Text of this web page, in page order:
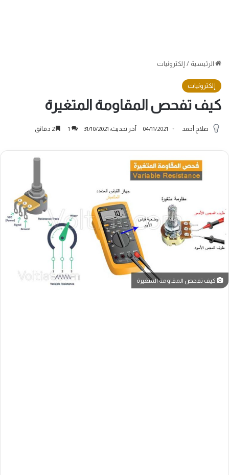
الرئيسية / إلكترونيات
إلكترونيات
كيف تفحص المقاومة المتغيرة
صلاح أحمد 04/11/2021 آخر تحديث: 31/10/2021 1
كيف تفحص المقاومة المتغيرة